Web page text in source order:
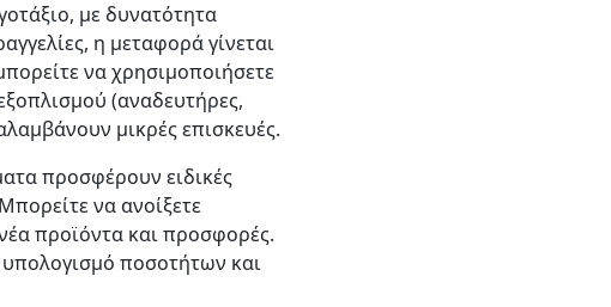
με δυνατότητα
η μεταφορά γίνεται
να χρησιμοποιήσετε
(αναδευτήρες,
μικρές επισκευές.
προσφέρουν ειδικές
να ανοίξετε
προϊόντα και προσφορές.
υπολογισμό ποσοτήτων και